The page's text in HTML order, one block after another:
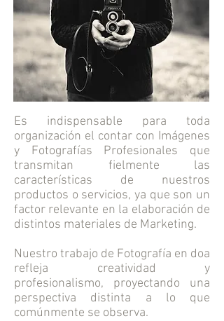
Es indispensable para toda
organización el contar con Imágenes
y Fotografías Profesionales que
transmitan fielmente las
características de nuestros
productos o servicios, ya que son un
factor relevante en la elaboración de
distintos materiales de Marketing.
Nuestro trabajo de Fotografía en doa
refleja creatividad y
profesionalismo, proyectando una
perspectiva distinta a lo que
comúnmente se observa.